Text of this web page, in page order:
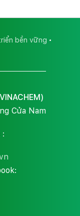
bền vững
Cửa Nam
: